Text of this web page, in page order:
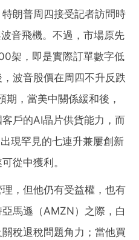
朗普周四接受記者訪問時
音飛機。不過，市場原先
架，即是實際訂單數字低
波音股價在周四不升反跌
，當美中關係緩和後，
戶的AI晶片供貨能力，而
現罕見的七連升兼屢創新
從中獲利。
，但他仍有受益權，也有
馬遜（AMZN）之際，白
稅退稅問題角力；當他買